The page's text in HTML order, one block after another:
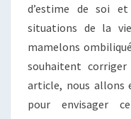
d’estime de soi
situations de la
mamelons
souhaitent
article, nous allons
pour envisager